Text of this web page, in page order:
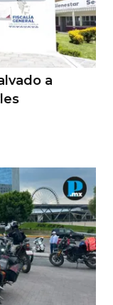
a